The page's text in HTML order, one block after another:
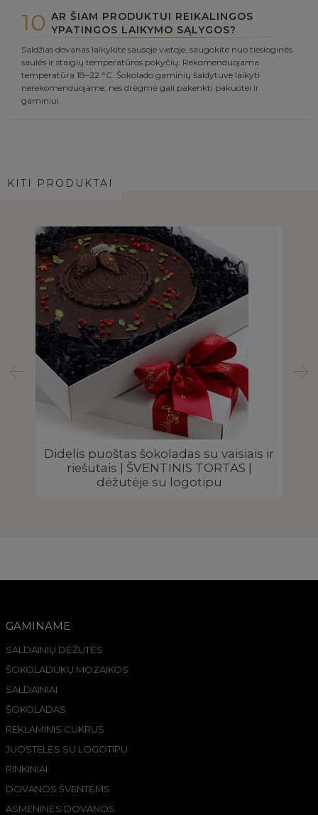
10 AR ŠIAM PRODUKTUI REIKALINGOS
YPATINGOS LAIKYMO SĄLYGOS?
Saldžias dovanas laikykite sausoje vietoje, saugokite nuo tiesioginės
saulės ir staigių temperatūros pokyčių. Rekomenduojama
temperatūra 18–22 °C. Šokolado gaminių šaldytuve laikyti
nerekomenduojame, nes drėgmė gali pakenkti pakuotei ir
gaminiui.
KITI PRODUKTAI
Didelis puoštas šokoladas su vaisiais ir
riešutais | ŠVENTINIS TORTAS |
dėžutėje su logotipu
GAMINAME
SALDAINIŲ DĖŽUTĖS
ŠOKOLADUKŲ MOZAIKOS
SALDAINIAI
ŠOKOLADAS
REKLAMINIS CUKRUS
JUOSTELĖS SU LOGOTIPU
RINKINIAI
DOVANOS ŠVENTĖMS
ASMENINĖS DOVANOS